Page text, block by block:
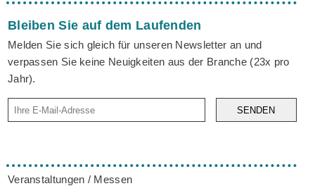
Bleiben Sie auf dem Laufenden
Melden Sie sich gleich für unseren Newsletter an und
verpassen Sie keine Neuigkeiten aus der Branche (23x pro
Jahr).
SENDEN
Veranstaltungen / Messen